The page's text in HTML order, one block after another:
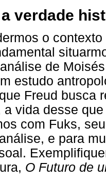
verdade
o
de
estudo
Freud busca
a vida desse
com Fuks,
e para
O Futuro de